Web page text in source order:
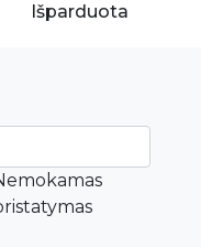
Išparduota